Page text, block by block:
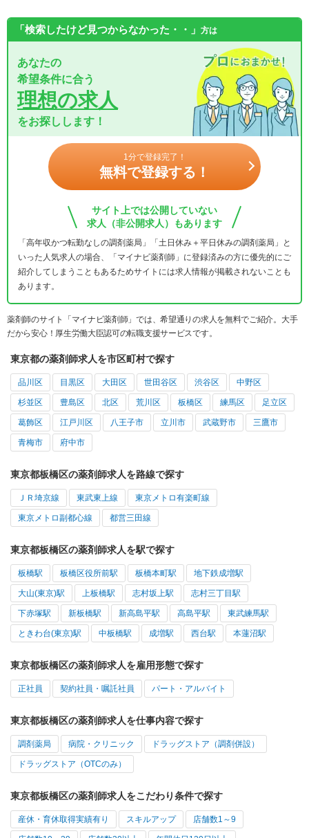
「検索したけど見つからなかった・・」 方は
あなたの
希望条件に合う
理想の求人
をお探しします！
1分で登録完了！
無料で登録する！
サイト上では公開していない
求人（非公開求人）もあります
「高年収かつ転勤なしの調剤薬局」「土日休み＋平日休みの調剤薬局」と
いった人気求人の場合、「マイナビ薬剤師」に登録済みの方に優先的にご
紹介してしまうこともあるためサイトには求人情報が掲載されないことも
あります。
薬剤師のサイト「マイナビ薬剤師」では、希望通りの求人を無料でご紹介。大手
だから安心！厚生労働大臣認可の転職支援サービスです。
東京都の薬剤師求人を市区町村で探す
品川区 目黒区 大田区 世田谷区 渋谷区 中野区
杉並区 豊島区 北区 荒川区 板橋区 練馬区 足立区
葛飾区 江戸川区 八王子市 立川市 武蔵野市 三鷹市
青梅市 府中市
東京都板橋区の薬剤師求人を路線で探す
ＪＲ埼京線 東武東上線 東京メトロ有楽町線
東京メトロ副都心線 都営三田線
東京都板橋区の薬剤師求人を駅で探す
板橋駅 板橋区役所前駅 板橋本町駅 地下鉄成増駅
大山(東京)駅 上板橋駅 志村坂上駅 志村三丁目駅
下赤塚駅 新板橋駅 新高島平駅 高島平駅 東武練馬駅
ときわ台(東京)駅 中板橋駅 成増駅 西台駅 本蓮沼駅
東京都板橋区の薬剤師求人を雇用形態で探す
正社員 契約社員・嘱託社員 パート・アルバイト
東京都板橋区の薬剤師求人を仕事内容で探す
調剤薬局 病院・クリニック ドラッグストア（調剤併設）
ドラッグストア（OTCのみ）
東京都板橋区の薬剤師求人をこだわり条件で探す
産休・育休取得実績有り スキルアップ 店舗数1～9